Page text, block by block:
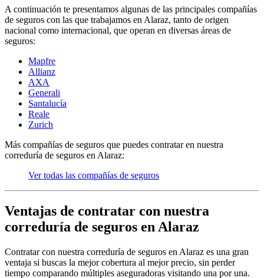
A continuación te presentamos algunas de las principales compañías
de seguros con las que trabajamos en Alaraz, tanto de origen
nacional como internacional, que operan en diversas áreas de
seguros:
Mapfre
Allianz
AXA
Generali
Santalucía
Reale
Zurich
Más compañías de seguros que puedes contratar en nuestra
correduría de seguros en Alaraz:
Ver todas las compañías de seguros
Ventajas de contratar con nuestra
correduría de seguros en Alaraz
Contratar con nuestra correduría de seguros en Alaraz es una gran
ventaja si buscas la mejor cobertura al mejor precio, sin perder
tiempo comparando múltiples aseguradoras visitando una por una.